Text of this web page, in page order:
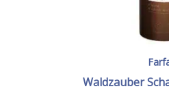
Waldzauber